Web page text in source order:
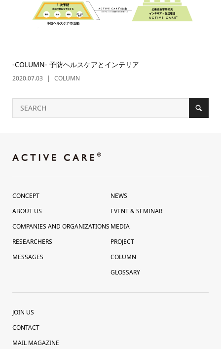
-COLUMN- 予防ヘルスケアとインテリア
2020.07.03 COLUMN
CONCEPT
ABOUT US
COMPANIES AND ORGANIZATIONS
RESEARCHERS
MESSAGES
NEWS
EVENT & SEMINAR
MEDIA
PROJECT
COLUMN
GLOSSARY
JOIN US
CONTACT
MAIL MAGAZINE